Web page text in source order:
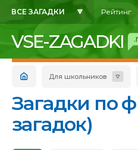
ВСЕ ЗАГАДКИ Рейтинг
VSE-ZAGADKI
Для школьников
Загадки по
загадок)